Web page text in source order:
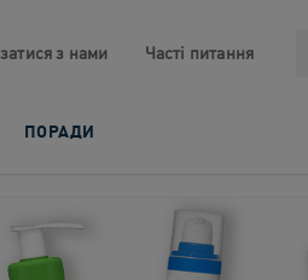
з нами​ Часті питання​
ПОРАДИ